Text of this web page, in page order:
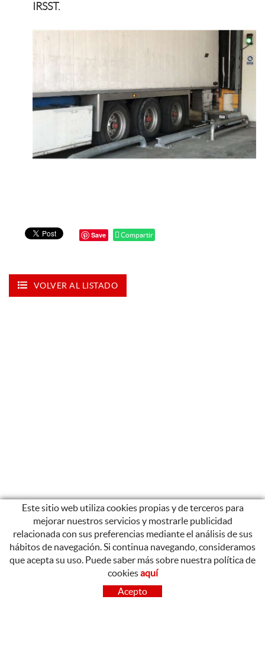
IRSST.
Save Compartir
VOLVER AL LISTADO
CONTACTO
Este sitio web utiliza cookies propias y de terceros para
mejorar nuestros servicios y mostrarle publicidad
relacionada con sus preferencias mediante el análisis de sus
hábitos de navegación. Si continua navegando, consideramos
que acepta su uso. Puede saber más sobre nuestra política de
cookiesaquí
Acepto